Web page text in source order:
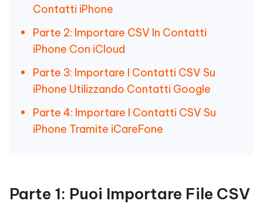
Contatti iPhone
Parte 2: Importare CSV In Contatti
iPhone Con iCloud
Parte 3: Importare I Contatti CSV Su
iPhone Utilizzando Contatti Google
Parte 4: Importare I Contatti CSV Su
iPhone Tramite iCareFone
Parte 1: Puoi Importare File CSV